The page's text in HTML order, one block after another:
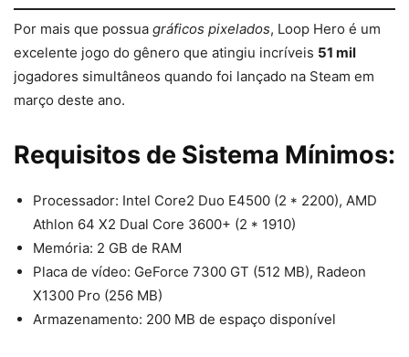
Por mais que possua gráficos pixelados, Loop Hero é um
excelente jogo do gênero que atingiu incríveis 51 mil
jogadores simultâneos quando foi lançado na Steam em
março deste ano.
Requisitos de Sistema Mínimos:
Processador: Intel Core2 Duo E4500 (2 * 2200), AMD
Athlon 64 X2 Dual Core 3600+ (2 * 1910)
Memória: 2 GB de RAM
Placa de vídeo: GeForce 7300 GT (512 MB), Radeon
X1300 Pro (256 MB)
Armazenamento: 200 MB de espaço disponível